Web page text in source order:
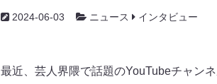
2024-06-03 ニュース インタビュー
最近、芸人界隈で話題のYouTubeチャン